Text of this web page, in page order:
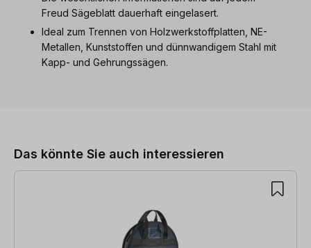
Freud Sägeblatt dauerhaft eingelasert.
Ideal zum Trennen von Holzwerkstoffplatten, NE-
Metallen, Kunststoffen und dünnwandigem Stahl mit
Kapp- und Gehrungssägen.
Das könnte Sie auch interessieren